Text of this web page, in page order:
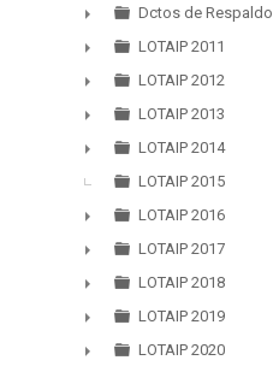
►
Dctos de Respaldo
►
LOTAIP 2011
►
LOTAIP 2012
►
LOTAIP 2013
►
LOTAIP 2014
LOTAIP 2015
►
LOTAIP 2016
►
LOTAIP 2017
►
LOTAIP 2018
►
LOTAIP 2019
LOTAIP 2020